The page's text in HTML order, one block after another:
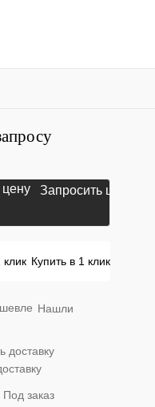
Запросить цену
Купить в 1 клик
Нашли
Под заказ